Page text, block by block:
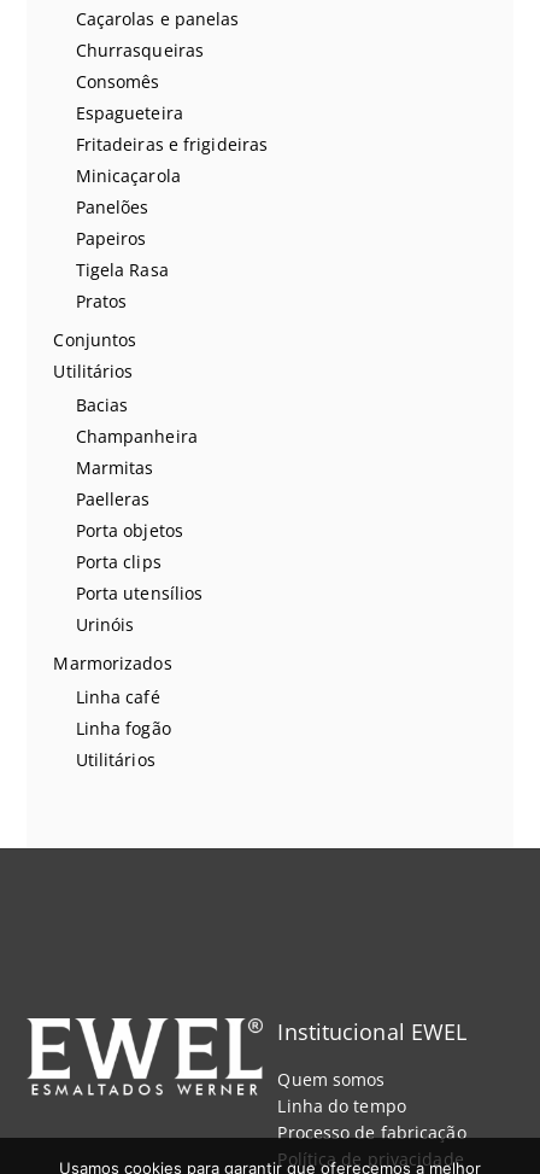
Caçarolas e panelas
Churrasqueiras
Consomês
Espagueteira
Fritadeiras e frigideiras
Minicaçarola
Panelões
Papeiros
Tigela Rasa
Pratos
Conjuntos
Utilitários
Bacias
Champanheira
Marmitas
Paelleras
Porta objetos
Porta clips
Porta utensílios
Urinóis
Marmorizados
Linha café
Linha fogão
Utilitários
Institucional EWEL
Quem somos
Linha do tempo
Processo de fabricação
Política de privacidade
Usamos cookies para garantir que oferecemos a melhor